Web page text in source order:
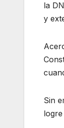
la
y
Sin